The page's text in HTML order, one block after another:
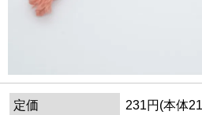
定価
231円(本体